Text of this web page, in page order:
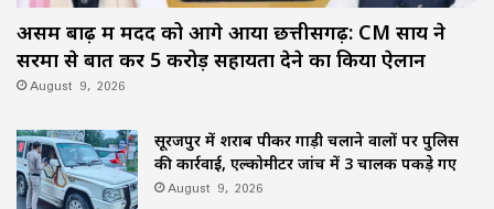
असम बाढ़ में मदद को आगे आया छत्तीसगढ़: CM साय ने
सरमा से बात कर ₹5 करोड़ सहायता देने का किया ऐलान
August 9, 2026
सूरजपुर में शराब पीकर गाड़ी चलाने वालों पर पुलिस
की कार्रवाई, एल्कोमीटर जांच में 3 चालक पकड़े गए
August 9, 2026